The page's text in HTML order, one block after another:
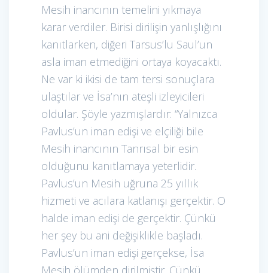
Mesih inancının temelini yıkmaya
karar verdiler. Birisi dirilişin yanlışlığını
kanıtlarken, diğeri Tarsus’lu Saul’un
asla iman etmediğini ortaya koyacaktı.
Ne var ki ikisi de tam tersi sonuçlara
ulaştılar ve İsa’nın ateşli izleyicileri
oldular. Şöyle yazmışlardır: “Yalnızca
Pavlus’un iman edişi ve elçiliği bile
Mesih inancının Tanrısal bir esin
olduğunu kanıtlamaya yeterlidir.
Pavlus’un Mesih uğruna 25 yıllık
hizmeti ve acılara katlanışı gerçektir. O
halde iman edişi de gerçektir. Çünkü
her şey bu ani değişiklikle başladı.
Pavlus’un iman edişi gerçekse, İsa
Mesih ölümden dirilmiştir. Çünkü